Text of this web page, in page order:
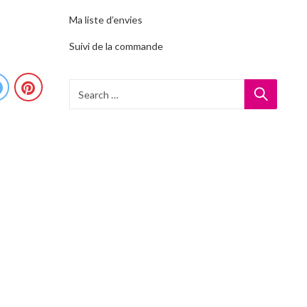
Ma liste d’envies
Suivi de la commande